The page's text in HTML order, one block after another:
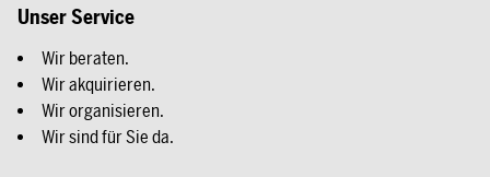
Unser Service
Wir beraten.
Wir akquirieren.
Wir organisieren.
Wir sind für Sie da.